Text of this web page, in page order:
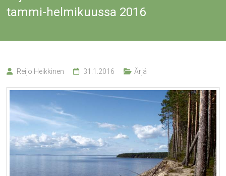
tammi-helmikuussa 2016
Reijo Heikkinen 31.1.2016 Ärjä